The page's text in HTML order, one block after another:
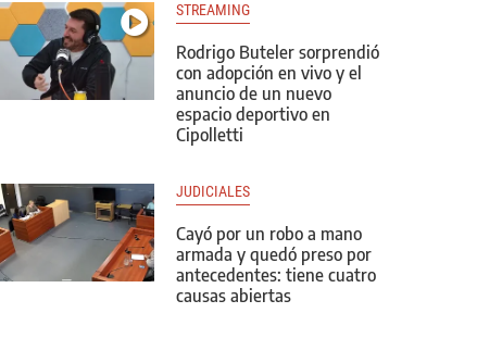
STREAMING
Rodrigo Buteler sorprendió
con adopción en vivo y el
anuncio de un nuevo
espacio deportivo en
Cipolletti
JUDICIALES
Cayó por un robo a mano
armada y quedó preso por
antecedentes: tiene cuatro
causas abiertas